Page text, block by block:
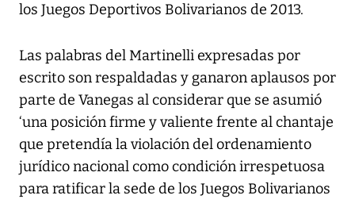
los Juegos Deportivos Bolivarianos de 2013.
Las palabras del Martinelli expresadas por
escrito son respaldadas y ganaron aplausos por
parte de Vanegas al considerar que se asumió
‘una posición firme y valiente frente al chantaje
que pretendía la violación del ordenamiento
jurídico nacional como condición irrespetuosa
para ratificar la sede de los Juegos Bolivarianos